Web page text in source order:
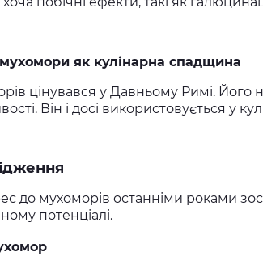
мухомори як кулінарна спадщина
цінувався у Давньому Римі. Його
Він і досі використовується у
до мухоморів останніми роками
потенціалі.